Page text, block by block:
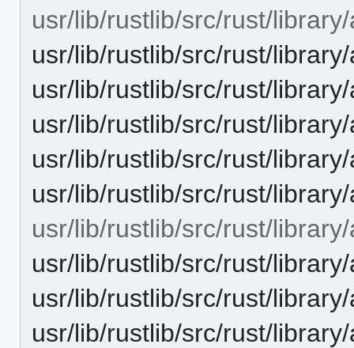
usr/lib/rustlib/src/rust/
usr/lib/rustlib/src/rust/
usr/lib/rustlib/src/rust/
usr/lib/rustlib/src/rust/
usr/lib/rustlib/src/rust/
usr/lib/rustlib/src/rust/
usr/lib/rustlib/src/rust/
usr/lib/rustlib/src/rust/
usr/lib/rustlib/src/rust/
usr/lib/rustlib/src/rust/